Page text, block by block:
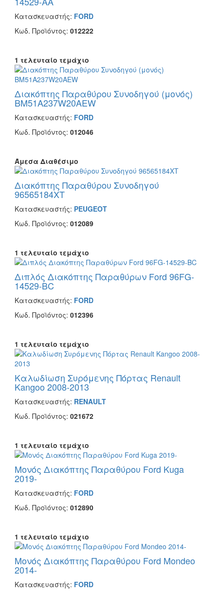
Κατασκευαστής: FORD
Κωδ. Προϊόντος: 012222
1 τελευταίο τεμάχιο
Διακόπτης Παραθύρου Συνοδηγού (μονός)
BM51A237W20AEW
Κατασκευαστής: FORD
Κωδ. Προϊόντος: 012046
Άμεσα Διαθέσιμο
Διακόπτης Παραθύρου Συνοδηγού
96565184XT
Κατασκευαστής: PEUGEOT
Κωδ. Προϊόντος: 012089
1 τελευταίο τεμάχιο
Διπλός Διακόπτης Παραθύρων Ford 96FG-
14529-BC
Κατασκευαστής: FORD
Κωδ. Προϊόντος: 012396
1 τελευταίο τεμάχιο
Καλωδίωση Συρόμενης Πόρτας Renault
Kangoo 2008-2013
Κατασκευαστής: RENAULT
Κωδ. Προϊόντος: 021672
1 τελευταίο τεμάχιο
Μονός Διακόπτης Παραθύρου Ford Kuga
2019-
Κατασκευαστής: FORD
Κωδ. Προϊόντος: 012890
1 τελευταίο τεμάχιο
Μονός Διακόπτης Παραθύρου Ford Mondeo
2014-
Κατασκευαστής: FORD